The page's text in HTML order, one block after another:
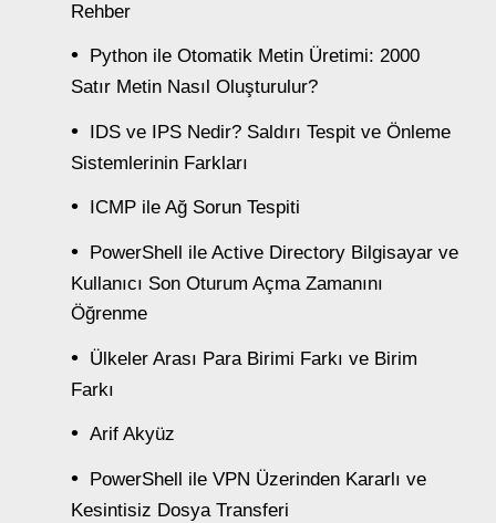
Rehber
Python ile Otomatik Metin Üretimi: 2000
Satır Metin Nasıl Oluşturulur?
IDS ve IPS Nedir? Saldırı Tespit ve Önleme
Sistemlerinin Farkları
ICMP ile Ağ Sorun Tespiti
PowerShell ile Active Directory Bilgisayar ve
Kullanıcı Son Oturum Açma Zamanını
Öğrenme
Ülkeler Arası Para Birimi Farkı ve Birim
Farkı
Arif Akyüz
PowerShell ile VPN Üzerinden Kararlı ve
Kesintisiz Dosya Transferi